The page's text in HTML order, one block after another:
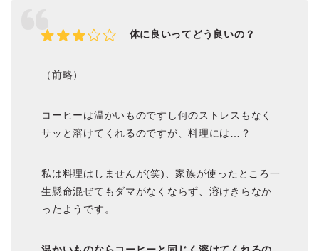
体に良いってどう良いの？
（前略）
コーヒーは温かいものですし何のストレスもなく
サッと溶けてくれるのですが、料理には…？
私は料理はしませんが(笑)、家族が使ったところ一
生懸命混ぜてもダマがなくならず、溶けきらなか
ったようです。